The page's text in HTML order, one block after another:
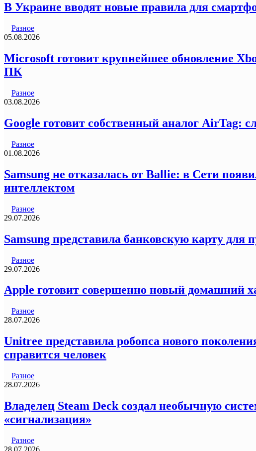
В Украине вводят новые правила для
Разное
05.08.2026
Microsoft готовит крупнейшее обновление
ПК
Разное
03.08.2026
Google готовит собственный аналог AirTag:
Разное
01.08.2026
Samsung не отказалась от Ballie: в Сети
интеллектом
Разное
29.07.2026
Samsung представила банковскую карту
Разное
29.07.2026
Apple готовит совершенно новый домашний
Разное
28.07.2026
Unitree представила робопса нового
справится человек
Разное
28.07.2026
Владелец Steam Deck создал необычную
«сигнализация»
Разное
28.07.2026